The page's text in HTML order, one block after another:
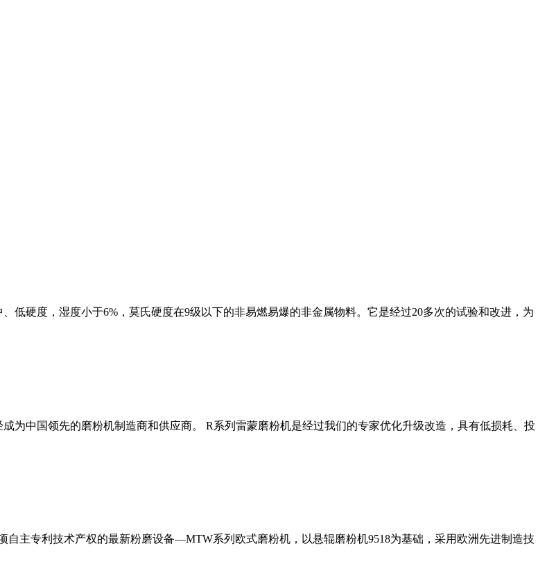
低硬度，湿度小于6%，莫氏硬度在9级以下的非易燃易爆的非金属物料。它是经过20多次的试验和改进，为
为中国领先的磨粉机制造商和供应商。 R系列雷蒙磨粉机是经过我们的专家优化升级改造，具有低损耗、投
主专利技术产权的最新粉磨设备—MTW系列欧式磨粉机，以悬辊磨粉机9518为基础，采用欧洲先进制造技